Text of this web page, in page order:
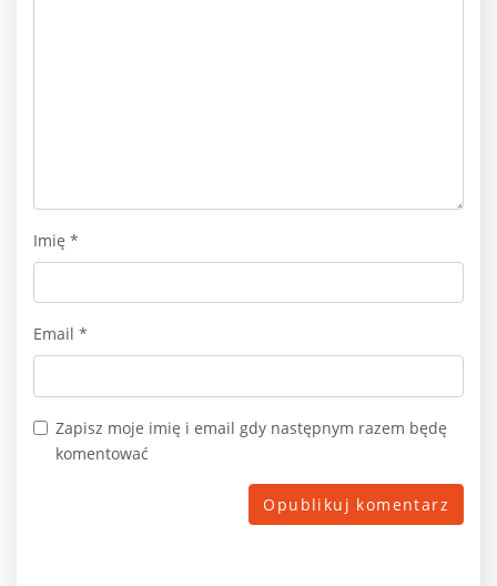
Imię *
Email *
Zapisz moje imię i email gdy następnym razem będę
komentować